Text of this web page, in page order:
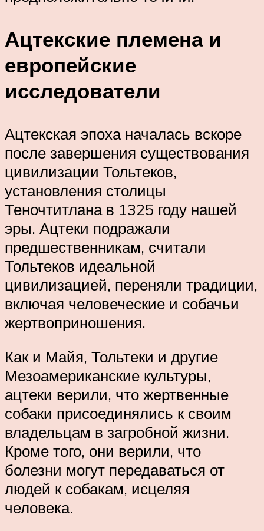
Ацтекские племена и
европейские
исследователи
Ацтекская эпоха началась вскоре
после завершения существования
цивилизации Тольтеков,
установления столицы
Теночтитлана в 1325 году нашей
эры. Ацтеки подражали
предшественникам, считали
Тольтеков идеальной
цивилизацией, переняли традиции,
включая человеческие и собачьи
жертвоприношения.
Как и Майя, Тольтеки и другие
Мезоамериканские культуры,
ацтеки верили, что жертвенные
собаки присоединялись к своим
владельцам в загробной жизни.
Кроме того, они верили, что
болезни могут передаваться от
людей к собакам, исцеляя
человека.